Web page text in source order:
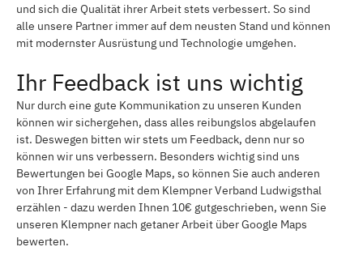
und sich die Qualität ihrer Arbeit stets verbessert. So sind
alle unsere Partner immer auf dem neusten Stand und können
mit modernster Ausrüstung und Technologie umgehen.
Ihr Feedback ist uns wichtig
Nur durch eine gute Kommunikation zu unseren Kunden
können wir sichergehen, dass alles reibungslos abgelaufen
ist. Deswegen bitten wir stets um Feedback, denn nur so
können wir uns verbessern. Besonders wichtig sind uns
Bewertungen bei Google Maps, so können Sie auch anderen
von Ihrer Erfahrung mit dem Klempner Verband Ludwigsthal
erzählen - dazu werden Ihnen 10€ gutgeschrieben, wenn Sie
unseren Klempner nach getaner Arbeit über Google Maps
bewerten.